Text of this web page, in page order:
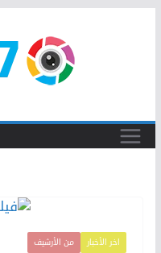
اخر الأخبار من الأرشيف